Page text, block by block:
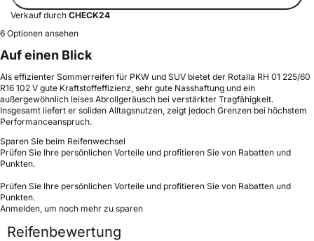
Verkauf durch CHECK24
6 Optionen ansehen
Auf einen Blick
Als effizienter Sommerreifen für PKW und SUV bietet der Rotalla RH 01 225/60
R16 102 V gute Kraftstoffeffizienz, sehr gute Nasshaftung und ein
außergewöhnlich leises Abrollgeräusch bei verstärkter Tragfähigkeit.
Insgesamt liefert er soliden Alltagsnutzen, zeigt jedoch Grenzen bei höchstem
Performanceanspruch.
Sparen Sie beim Reifenwechsel
Prüfen Sie Ihre persönlichen Vorteile und profitieren Sie von Rabatten und
Punkten.
Prüfen Sie Ihre persönlichen Vorteile und profitieren Sie von Rabatten und
Punkten.
Anmelden, um noch mehr zu sparen
Reifenbewertung